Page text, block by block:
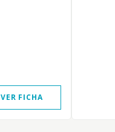
VER FICHA